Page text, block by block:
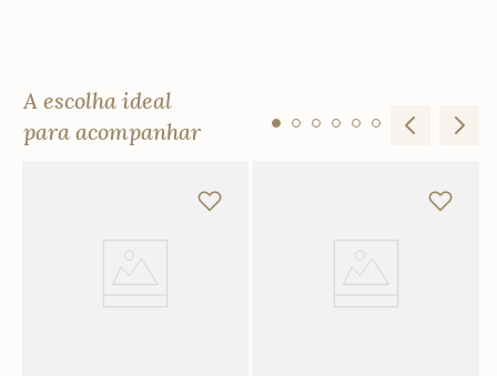
A escolha ideal
para acompanhar